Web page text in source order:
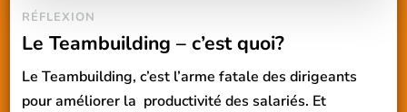
RÉFLEXION
Le Teambuilding – c’est quoi?
Le Teambuilding, c’est l’arme fatale des dirigeants
pour améliorer la productivité des salariés. Et